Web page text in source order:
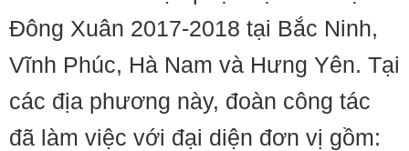
Đông Xuân 2017-2018 tại Bắc Ninh,
Vĩnh Phúc, Hà Nam và Hưng Yên. Tại
các địa phương này, đoàn công tác
đã làm việc với đại diện đơn vị gồm: